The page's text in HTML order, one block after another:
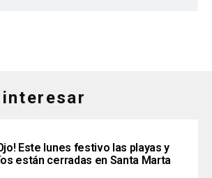
Este lunes festivo las playas y
están cerradas en Santa Marta